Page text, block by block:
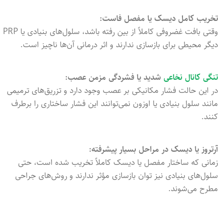
تخریب کامل دیسک یا مفصل فاست:
وقتی بافت غضروفی کاملاً از بین رفته باشد، سلول‌های بنیادی یا PRP
دیگر محیطی برای بازسازی ندارند و اثر درمانی آن‌ها ناچیز است.
تنگی کانال نخاعی شدید یا فشردگی مزمن عصب:
در این حالت فشار مکانیکی بر عصب وجود دارد و تزریق‌های ترمیمی
مانند سلول بنیادی یا اوزون نمی‌توانند این فشار ساختاری را برطرف
کنند.
آرتروز یا دیسک در مراحل بسیار پیشرفته:
زمانی که ساختار مفصل یا دیسک کاملاً تخریب شده است، حتی
سلول‌های بنیادی نیز توان بازسازی مؤثر ندارند و روش‌های جراحی
مطرح می‌شوند.